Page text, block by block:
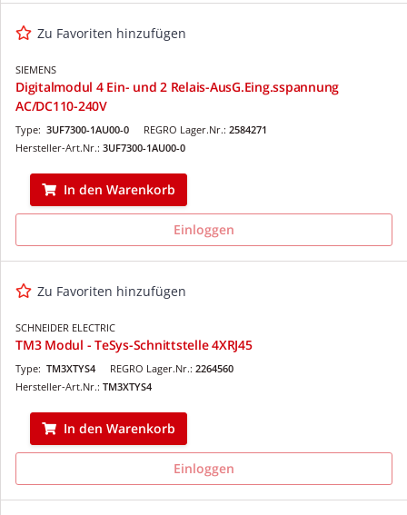
Zu Favoriten hinzufügen
SIEMENS
Digitalmodul 4 Ein- und 2 Relais-AusG.Eing.sspannung
AC/DC110-240V
REGRO Lager.Nr.: 2584271
Type: 3UF7300-1AU00-0
Hersteller-Art.Nr.: 3UF7300-1AU00-0
In den Warenkorb
Einloggen
Zu Favoriten hinzufügen
SCHNEIDER ELECTRIC
TM3 Modul - TeSys-Schnittstelle 4XRJ45
REGRO Lager.Nr.: 2264560
Type: TM3XTYS4
Hersteller-Art.Nr.: TM3XTYS4
In den Warenkorb
Einloggen